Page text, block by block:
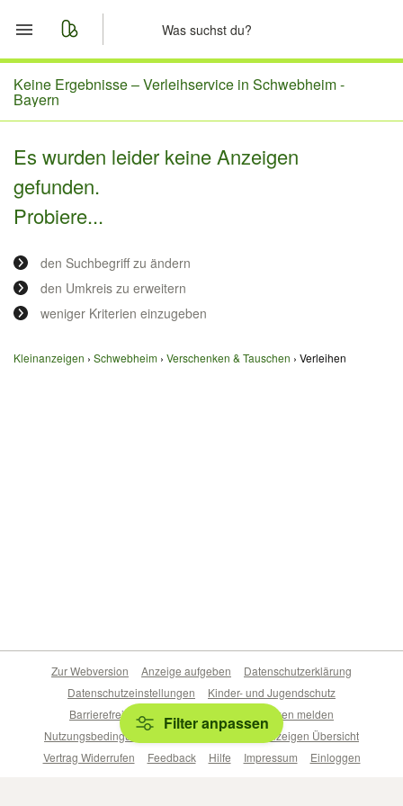
Start
Merkliste
Nachrichten
Anzeige aufgeben
Keine Ergebnisse –Verleihservice in Schwebheim -
Bayern
Es wurden leider keine Anzeigen
gefunden.
Probiere...
den Suchbegriff zu ändern
den Umkreis zu erweitern
weniger Kriterien einzugeben
Kleinanzeigen Schwebheim Verschenken & Tauschen Verleihen
Filter anpassen
Zur Webversion Anzeige aufgeben
Datenschutzerklärung
Datenschutzeinstellungen
Kinder- und Jugendschutz
Barrierefreiheitserklärung
Sicherheitslücken melden
Nutzungsbedingungen
Beliebte Suchen
Anzeigen Übersicht
Vertrag Widerrufen
Feedback Hilfe Impressum Einloggen